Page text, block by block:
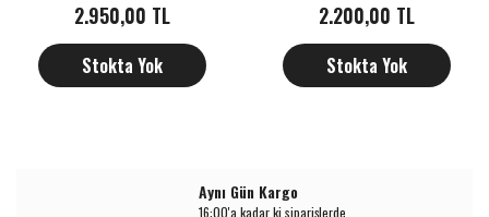
2.950,00 TL
Stokta Yok
2.200,00 TL
Stokta Yok
Aynı Gün Kargo
16:00'a kadar ki siparişlerde